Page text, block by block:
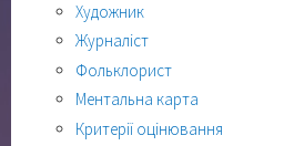
Художник
Журналіст
Фольклорист
Ментальна карта
Критерії оцінювання